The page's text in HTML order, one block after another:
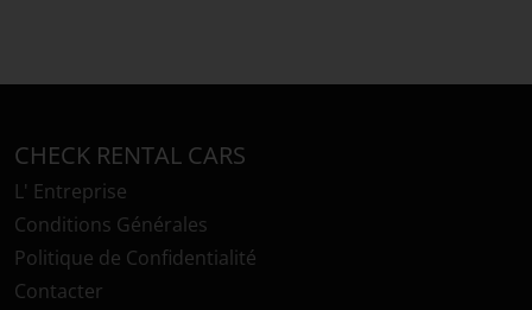
CHECK RENTAL CARS
L' Entreprise
Conditions Générales
Politique de Confidentialité
Contacter